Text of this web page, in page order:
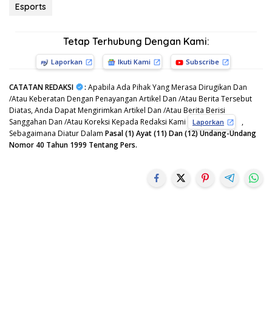
Esports
Tetap Terhubung Dengan Kami:
Laporkan Ikuti Kami Subscribe
CATATAN REDAKSI : Apabila Ada Pihak Yang Merasa Dirugikan Dan
/Atau Keberatan Dengan Penayangan Artikel Dan /Atau Berita Tersebut
Diatas, Anda Dapat Mengirimkan Artikel Dan /Atau Berita Berisi
Sanggahan Dan /Atau Koreksi Kepada Redaksi Kami
Laporkan
,
Sebagaimana Diatur Dalam Pasal (1) Ayat (11) Dan (12) Undang-Undang
Nomor 40 Tahun 1999 Tentang Pers.